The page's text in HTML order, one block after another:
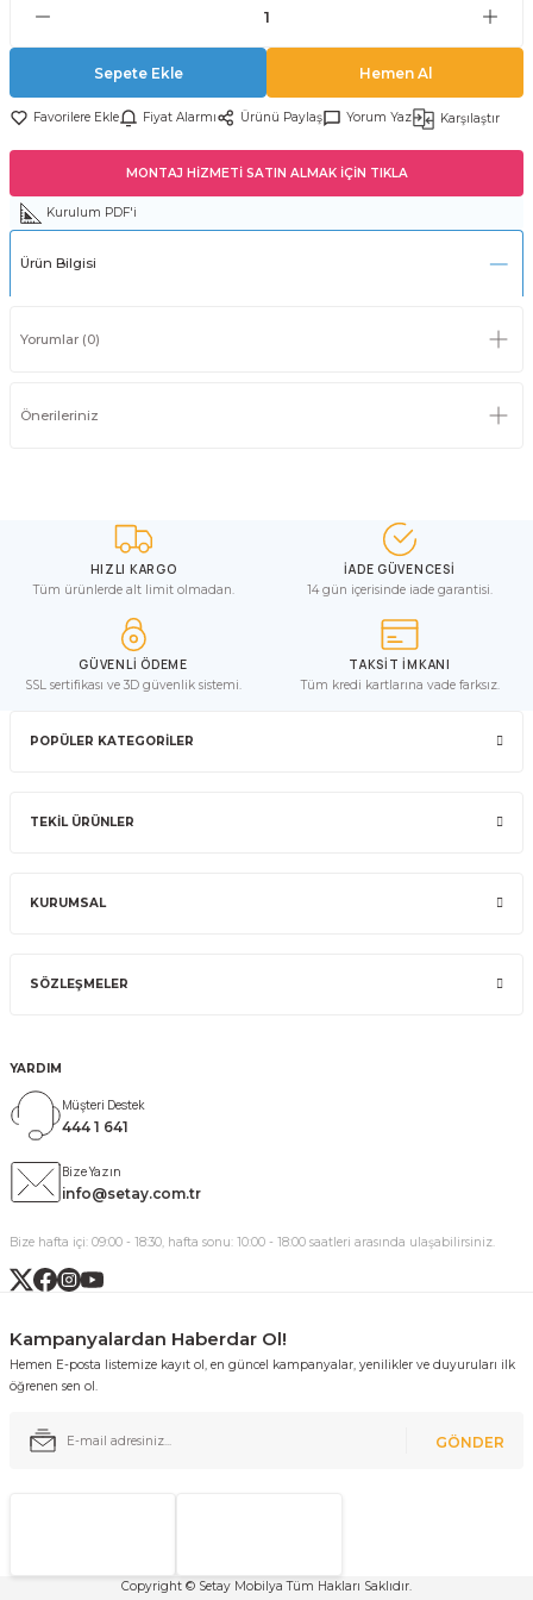
Sepete Ekle Hemen Al
Fiyat Alarmı Ürünü Paylaş Yorum Yaz Karşılaştır
MONTAJ HİZMETİ SATIN ALMAK İÇİN TIKLA
Kurulum PDF'i
Ürün Bilgisi
Yorumlar (0)
Önerileriniz
HIZLI KARGO
Tüm ürünlerde alt limit olmadan.
İADE GÜVENCESİ
14 gün içerisinde iade garantisi.
GÜVENLİ ÖDEME
SSL sertifikası ve 3D güvenlik sistemi.
TAKSİT İMKANI
Tüm kredi kartlarına vade farksız.
POPÜLER KATEGORİLER
TEKİL ÜRÜNLER
KURUMSAL
SÖZLEŞMELER
YARDIM
Müşteri Destek
444 1 641
Bize Yazın
info@setay.com.tr
Bize hafta içi: 09:00 - 18:30, hafta sonu: 10:00 - 18:00 saatleri arasında ulaşabilirsiniz.
Kampanyalardan Haberdar Ol!
Hemen E-posta listemize kayıt ol, en güncel kampanyalar, yenilikler ve duyuruları ilk
öğrenen sen ol.
GÖNDER
Copyright © Setay Mobilya Tüm Hakları Saklıdır.